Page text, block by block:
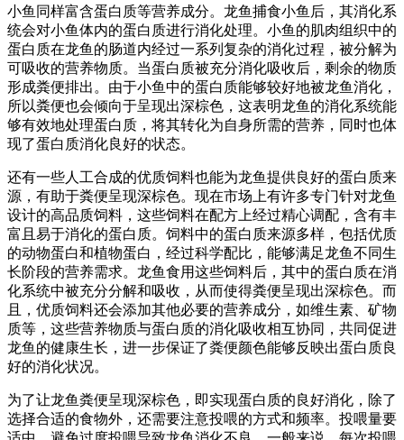
小鱼同样富含蛋白质等营养成分。龙鱼捕食小鱼后，其消化系
统会对小鱼体内的蛋白质进行消化处理。小鱼的肌肉组织中的
蛋白质在龙鱼的肠道内经过一系列复杂的消化过程，被分解为
可吸收的营养物质。当蛋白质被充分消化吸收后，剩余的物质
形成粪便排出。由于小鱼中的蛋白质能够较好地被龙鱼消化，
所以粪便也会倾向于呈现出深棕色，这表明龙鱼的消化系统能
够有效地处理蛋白质，将其转化为自身所需的营养，同时也体
现了蛋白质消化良好的状态。
还有一些人工合成的优质饲料也能为龙鱼提供良好的蛋白质来
源，有助于粪便呈现深棕色。现在市场上有许多专门针对龙鱼
设计的高品质饲料，这些饲料在配方上经过精心调配，含有丰
富且易于消化的蛋白质。饲料中的蛋白质来源多样，包括优质
的动物蛋白和植物蛋白，经过科学配比，能够满足龙鱼不同生
长阶段的营养需求。龙鱼食用这些饲料后，其中的蛋白质在消
化系统中被充分分解和吸收，从而使得粪便呈现出深棕色。而
且，优质饲料还会添加其他必要的营养成分，如维生素、矿物
质等，这些营养物质与蛋白质的消化吸收相互协同，共同促进
龙鱼的健康生长，进一步保证了粪便颜色能够反映出蛋白质良
好的消化状况。
为了让龙鱼粪便呈现深棕色，即实现蛋白质的良好消化，除了
选择合适的食物外，还需要注意投喂的方式和频率。投喂量要